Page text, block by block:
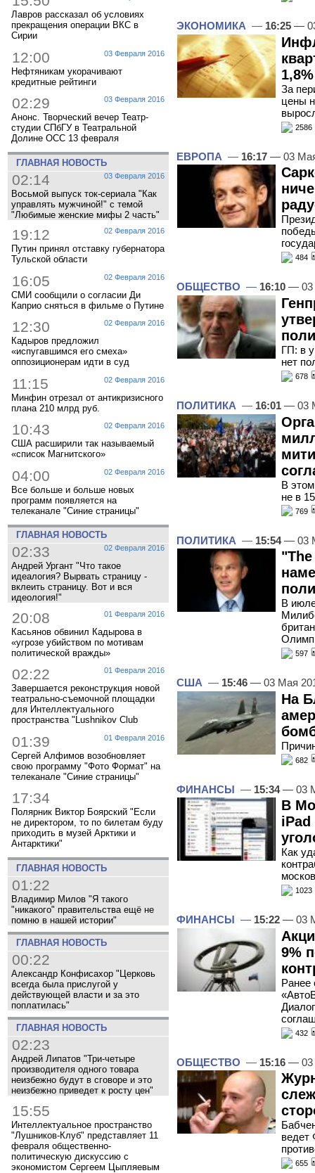
Лавров рассказал об условиях
прекращения операции ВКС в
Сирии
03 Февраля 2016
12:00
Нефтяникам укорачивают
кредитные рейтинги
03 Февраля 2016
02:29
Анонс. Творческий вечер Театр-
студии СПбГУ в Театральной
Долине ОСС 13 февраля
ГЛАВНАЯ НОВОСТЬ
03 Февраля 2016
02:14
Восьмой выпуск ток-сериала "Как
управлять мужчиной!" с темой
"Любимые женские мифы 2 часть"
02 Февраля 2016
19:12
Путин принял отставку губернатора
Тульской области
02 Февраля 2016
16:05
СМИ сообщили о согласии Ди
Каприо сняться в фильме о Путине
02 Февраля 2016
12:30
Кадыров предложил
«испугавшимся его смеха»
оппозиционерам идти в суд
02 Февраля 2016
11:15
Минфин отрезал от антикризисного
плана 210 млрд руб.
02 Февраля 2016
10:43
США расширили так называемый
«список Магнитского»
02 Февраля 2016
04:00
Все больше и больше новых
программ появляется на
телеканале "Синие страницы"
ГЛАВНАЯ НОВОСТЬ
02 Февраля 2016
02:33
Андрей Ургант "Что такое
идеалогия? Вырвать страницу -
вклеить страницу. Вот и вся
идеология!"
01 Февраля 2016
20:08
Касьянов обвинил Кадырова в
«угрозе убийством по мотивам
политической вражды»
01 Февраля 2016
02:22
Завершается реконструкция новой
театрально-съемочной площадки
для Интеллектуального
пространства "Lushnikov Club
01 Февраля 2016
01:39
Сергей Алфимов возобновляет
свою программу "Фото Формат" на
телеканале "Синие страницы"
17:34
Полярник Виктор Боярский "Если
не директором, то по билетам буду
приходить в музей Арктики и
Антарктики"
ГЛАВНАЯ НОВОСТЬ
01:22
Владимир Милов "Я такого
"никакого" правительства ещё не
помню в нашей истории"
ГЛАВНАЯ НОВОСТЬ
00:22
Александр Конфисахор "Церковь
всегда была прислугой у
действующей власти и за это
поплатилась"
ГЛАВНАЯ НОВОСТЬ
02:23
Андрей Липатов "Три-четыре
производителя одного товара
неизбежно будут в сговоре и это
неизбежно приведет к росту цен"
15:55
Интеллектуальное пространство
"Лушников-Клуб" представляет 11
февраля общественно-
политическую дискуссию с
экономистом Сергеем Цыпляевым
ЭКОНОМИКА — 16:25 —
1,8%
За
цены
2586
ЕВРОПА — 16:17 — 03
484
ОБЩЕСТВО — 16:10 — 03
ГП: в
нет
678
ПОЛИТИКА — 16:01 — 03
В
не в
769
ПОЛИТИКА — 15:54— 03
В
597
США — 15:46 — 03 Мая
На
682
ФИНАНСЫ — 15:34— 03
В
iPad
Как
1023
ФИНАНСЫ — 15:22 — 03
9%
Ранее
432
ОБЩЕСТВО — 15:16 — 03
ведет
655